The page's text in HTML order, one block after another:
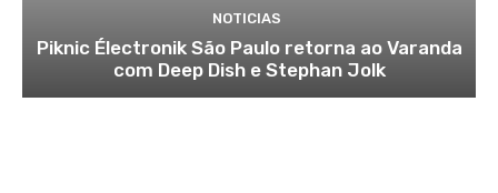
NOTICIAS
Piknic Électronik São Paulo retorna ao Varanda
com Deep Dish e Stephan Jolk